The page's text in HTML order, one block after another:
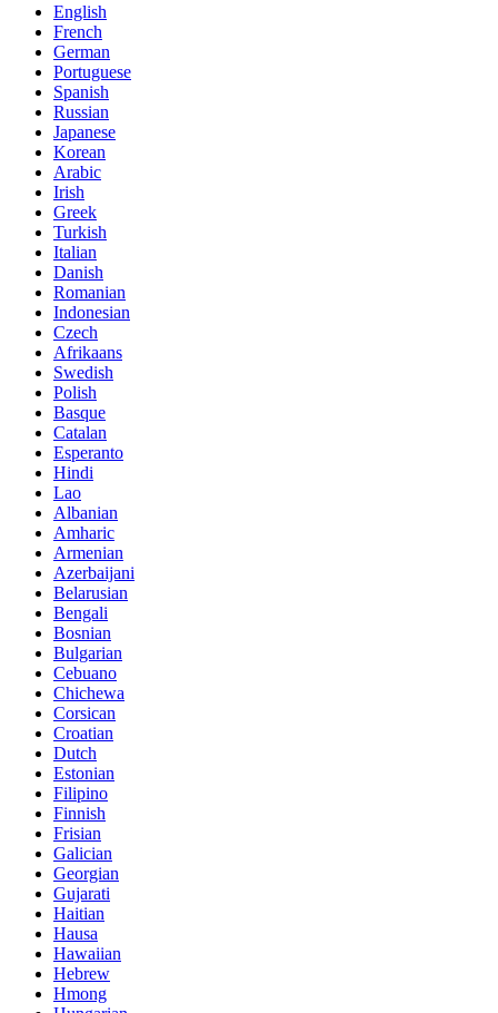
English
French
German
Portuguese
Spanish
Russian
Japanese
Korean
Arabic
Irish
Greek
Turkish
Italian
Danish
Romanian
Indonesian
Czech
Afrikaans
Swedish
Polish
Basque
Catalan
Esperanto
Hindi
Lao
Albanian
Amharic
Armenian
Azerbaijani
Belarusian
Bengali
Bosnian
Bulgarian
Cebuano
Chichewa
Corsican
Croatian
Dutch
Estonian
Filipino
Finnish
Frisian
Galician
Georgian
Gujarati
Haitian
Hausa
Hawaiian
Hebrew
Hmong